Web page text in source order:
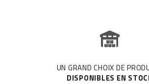
UN GRAND CHOIX DE
DISPONIBLES EN